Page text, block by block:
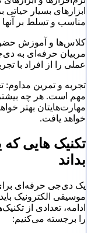
ابزارهای بسیار
مناسب و تسلط بر آنها
کلاس‌ها و آموزش
مربیان حرفه‌ای به
عملی را از افراد با
تجربه و تمرین مداوم:
مهم است. هر چه بیشتر
مهارت‌هایتان بهتر
خواهد یافت.
تکنیک هایی
بداند
یک دی‌جی حرفه‌ای
موسیقی الکترونیک
ادامه، تعدادی از
را برجسته می‌کنیم: